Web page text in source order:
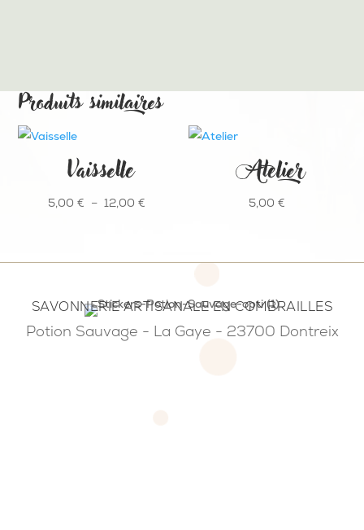
Produits similaires
Vaisselle
5,00€ – 12,00€
5,00 €
12,00 €
Atelier
5,00€
SAVONNERIE ARTISANALE EN COMBRAILLES
Potion Sauvage - La Gaye - 23700 Dontreix